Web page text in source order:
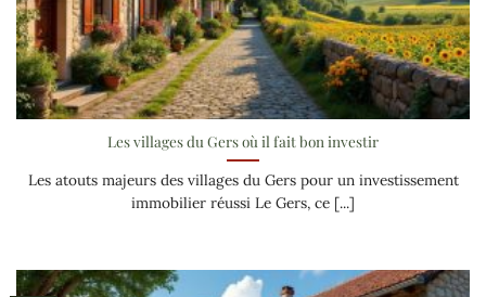
Les villages du Gers où il fait bon investir
Les atouts majeurs des villages du Gers pour un investissement
immobilier réussi Le Gers, ce [...]